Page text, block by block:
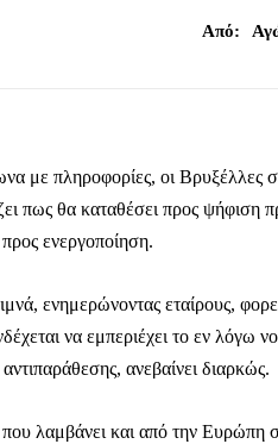
Από:
με πληροφορίες, οι Βρυξέλλες
πως θα καταθέσει προς ψήφιση
ενεργοποίηση.
ενημερώνοντας εταίρους,
να εμπεριέχει το εν
ανεβαίνει διαρκώς.
λαμβάνει και από την Ευρώπη